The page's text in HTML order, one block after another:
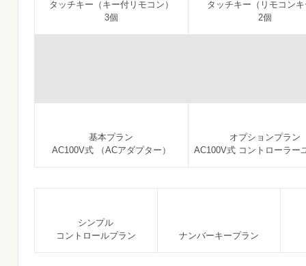
タッチキー（キー付リモコン）
3個
タッチキー（リモコン
2個
基本プラン
AC100V式 （ACアダプター）
オプションプラン
AC100V式 コントローラー
シンプル
コントロールプラン
ナンバーキープラン